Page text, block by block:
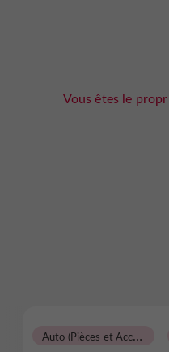
Vous êtes le
A
uto (Pièces et Accessoires)